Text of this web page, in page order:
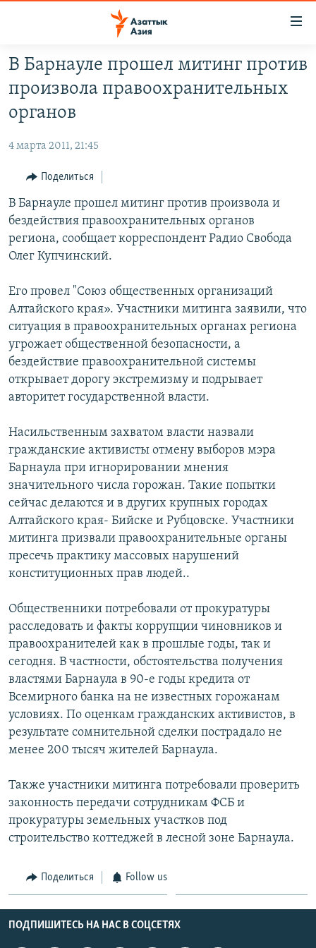
Вернуться
основному
содержанию
Вернутся
навигации
Вернутся
поиску
ЦЕНТРАЛЬНАЯ АЗИЯ
УЗБЕКИСТАН
ТАДЖИКИСТАН
НОВОСТИ
ВОЙНА В УКРАИНЕ
НА ДРУГИХ ЯЗЫКАХ
ҚАЗАҚША
КЫРГЫЗЧА
ЎЗБЕКЧА
ТОҶИКӢ
Все сайты РСЕ/РС
В Барнауле прошел митинг против
произвола правоохранительных
органов
4 марта 2011, 21:45
Поделиться
В Барнауле прошел митинг против произвола и
бездействия правоохранительных органов
региона, сообщает корреспондент Радио Свобода
Олег Купчинский.
Его провел "Союз общественных организаций
Алтайского края». Участники митинга заявили, что
ситуация в правоохранительных органах региона
угрожает общественной безопасности, а
бездействие правоохранительной системы
открывает дорогу экстремизму и подрывает
авторитет государственной власти.
Насильственным захватом власти назвали
гражданские активисты отмену выборов мэра
Барнаула при игнорировании мнения
значительного числа горожан. Такие попытки
сейчас делаются и в других крупных городах
Алтайского края- Бийске и Рубцовске. Участники
митинга призвали правоохранительные органы
пресечь практику массовых нарушений
конституционных прав людей..
Общественники потребовали от прокуратуры
расследовать и факты коррупции чиновников и
правоохранителей как в прошлые годы, так и
сегодня. В частности, обстоятельства получения
властями Барнаула в 90-е годы кредита от
Всемирного банка на не известных горожанам
условиях. По оценкам гражданских активистов, в
результате сомнительной сделки пострадало не
менее 200 тысяч жителей Барнаула.
Также участники митинга потребовали проверить
законность передачи сотрудникам ФСБ и
прокуратуры земельных участков под
строительство коттеджей в лесной зоне Барнаула.
Поделиться Follow us
ПОДПИШИТЕСЬ НА НАС В СОЦСЕТЯХ